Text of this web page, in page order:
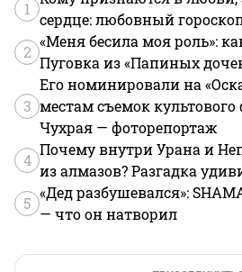
1
сердце: любовный
2
«Меня бесила моя роль»:
Пуговка из «Папиных
3
Его номинировали на
местам съемок
Чухрая — фоторепортаж
4
Почему внутри Урана и
из алмазов? Разгадка
5
«Дед разбушевался»:
— что он натворил